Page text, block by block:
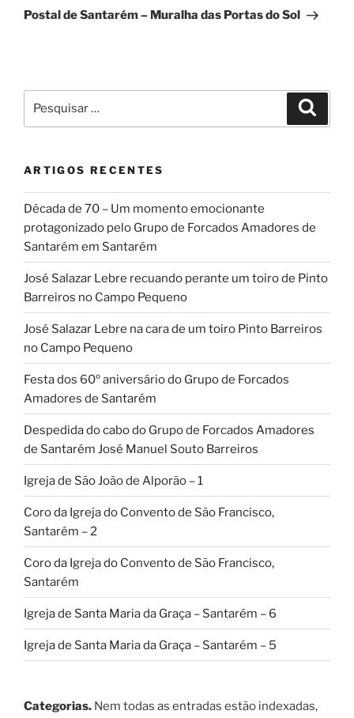
seguinte
Postal de Santarém – Muralha das Portas do Sol
por:
ARTIGOS RECENTES
Década de 70 – Um momento emocionante
protagonizado pelo Grupo de Forcados Amadores de
Santarém em Santarém
José Salazar Lebre recuando perante um toiro de Pinto
Barreiros no Campo Pequeno
José Salazar Lebre na cara de um toiro Pinto Barreiros
no Campo Pequeno
Festa dos 60º aniversário do Grupo de Forcados
Amadores de Santarém
Despedida do cabo do Grupo de Forcados Amadores
de Santarém José Manuel Souto Barreiros
Igreja de São João de Alporão – 1
Coro da Igreja do Convento de São Francisco,
Santarém – 2
Coro da Igreja do Convento de São Francisco,
Santarém
Igreja de Santa Maria da Graça – Santarém – 6
Igreja de Santa Maria da Graça – Santarém – 5
Categorias. Nem todas as entradas estão indexadas,